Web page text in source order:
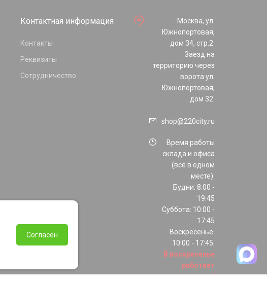
Контактная информация
Контакты
Реквизиты
Сотрудничество
Москва, ул.
Южнопортовая,
дом 34, стр.2.
Заезд на
территорию через
ворота ул.
Южнопортовая,
дом 32.
shop@220city.ru
Время работы
склада и офиса
(всё в одном
месте):
Будни: 8:00 -
19:45
Суббота: 10:00 -
17:45
Воскресенье:
10:00 - 17:45.
В воскресенье
работает
только шоурум!
Согласен